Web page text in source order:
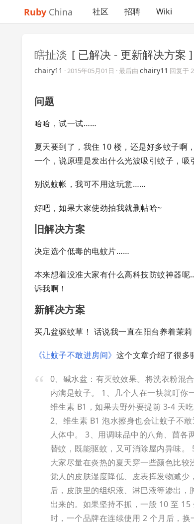
Ruby China 社区 招聘 Wiki
瞎扯淡 [ 已解决 - 更新解决方案
chairy11 ·2015年05月01日 · 最后由 chairy11 回复于
问题
哈哈，试一试……
夏天要到了，我住 10 楼，还是好多蚊子
一个，说原理是发出什么光波吸引蚊子，
别说蚊帐，我可不用这玩意……
好吧，如果大家使劲拍我就删帖哈~
旧解决方案
决定选个低毒的电蚊片……
本来想着没准大家有什么高科技防蚊神器
诉我啊！
新解决方案
买几盆驱蚊草！ 话说我一直在阳台养着茉
《让蚊子不敢进房间》 这个文章介绍了很多
0、碱水盆：有灭蚊效果。将洗衣粉混
内满是蚊子。
1、几个人在一块就叮你
维生素 B1，如果去野外要提前 3-4 天
2、维生素 B1 泡水擦身也会让蚊子不
人体中。
3、用调味品中的八角、茴各
替蚊，既能驱蚊，又可消除屋内异味。
大家尽量在炎热的夏天穿一些颜色比较
觉人的皮肤湿度降低、皮表挥发物减少
后，皮肤里的组织液、淋巴液等渗出
出来的。如果坚持不抓，一般 10 至 15
时，一个品牌在连续使用 2 个月后，